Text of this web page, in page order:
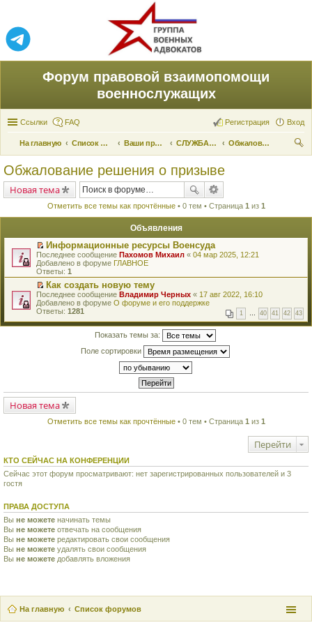
Форум правовой взаимопомощи
военнослужащих
Ссылки FAQ Вход
Регистрация
На главную Список форумов Ваши права и их реализация СЛУЖБА ПО ПРИЗЫВУ
Обжалование решения о призыве
Обжалование решения о призыве
Новая тема
Отметить все темы как прочтённые• 0 тем • Страница 1 из 1
Объявления
П
е
р
е
й
т
и
к
е
п
р
о
ч
н
м
о
о
б
щ
е
и
ю
Информационные ресурсы Военсуда
Последнее сообщение Пахомов Михаил « 04 мар 2025, 12:21
Добавлено в форуме ГЛАВНОЕ
Ответы: 1
П
е
р
й
о
у
ч
и
т
о
м
у
с
о
о
б
Как создать новую тему
Последнее сообщение Владимир Черных « 17 авг 2022, 16:10
Добавлено в форуме О форуме и его поддержке
Ответы: 1281 1 … 40 41 42 43
Показать темы за:
Поле сортировки
Новая тема
Отметить все темы как прочтённые• 0 тем • Страница 1 из 1
Перейти
КТО СЕЙЧАС НА КОНФЕРЕНЦИИ
Сейчас этот форум просматривают: нет зарегистрированных пользователей и 3
гостя
ПРАВА ДОСТУПА
Вы не можете начинать темы
Вы не можете отвечать на сообщения
Вы не можете редактировать свои сообщения
Вы не можете удалять свои сообщения
Вы не можете добавлять вложения
На главную Список форумов